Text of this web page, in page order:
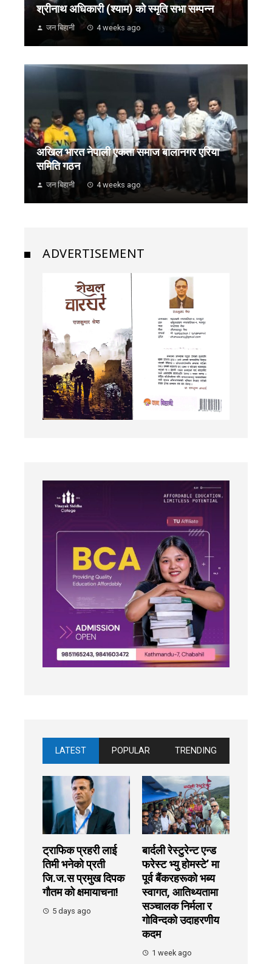
श्रीनाथ अधिकारी (श्याम) को स्मृति सभा सम्पन्न
जन बिहानी 4 weeks ago
अखिल भारत नेपाली एकता समाज बालानगर एरिया
समिति गठन
जन बिहानी 4 weeks ago
ADVERTISEMENT
LATEST POPULAR TRENDING
ट्राफिक प्रहरी लाई
तिमी भनेको प्रती
जि.ज.स प्रमुख दिपक
गौतम को क्षमायाचना!
5 days ago
बार्दली रेस्टुरेन्ट एन्ड
फरेस्ट भ्यु होमस्टे’ मा
पूर्व बैंकरहरूको भब्य
स्वागत, आतिथ्यतामा
सञ्चालक निर्मला र
गोविन्दको उदाहरणीय
कदम
1 week ago